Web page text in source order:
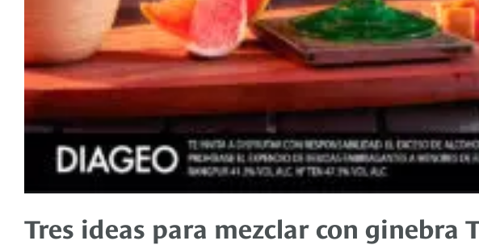
Tres ideas para mezclar con ginebra